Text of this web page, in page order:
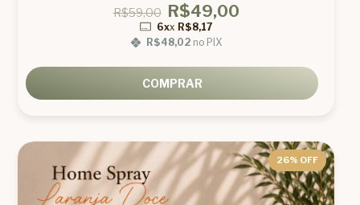
R$59,00 R$49,00
6xx R$8,17
R$48,02no PIX
COMPRAR
26% OFF